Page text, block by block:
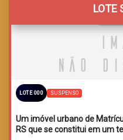
LOTE
LOTE 000 SUSPENSO
Um imóvel urbano de
RS que se constitui em um